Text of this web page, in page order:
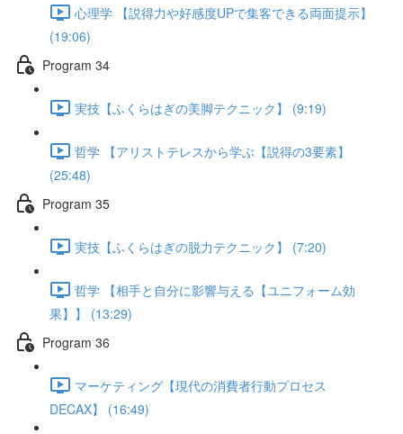
心理学 【説得力や好感度UPで集客できる両面提示】
(19:06)
Program 34
実技【ふくらはぎの美脚テクニック】 (9:19)
哲学 【アリストテレスから学ぶ【説得の3要素】
(25:48)
Program 35
実技【ふくらはぎの脱力テクニック】 (7:20)
哲学 【相手と自分に影響与える【ユニフォーム効
果】】 (13:29)
Program 36
マーケティング【現代の消費者行動プロセス
DECAX】 (16:49)